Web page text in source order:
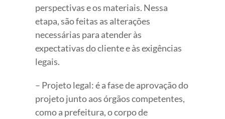
perspectivas e os materiais. Nessa
etapa, são feitas as alterações
necessárias para atender às
expectativas do cliente e às exigências
legais.
– Projeto legal: é a fase de aprovação do
projeto junto aos órgãos competentes,
como a prefeitura, o corpo de